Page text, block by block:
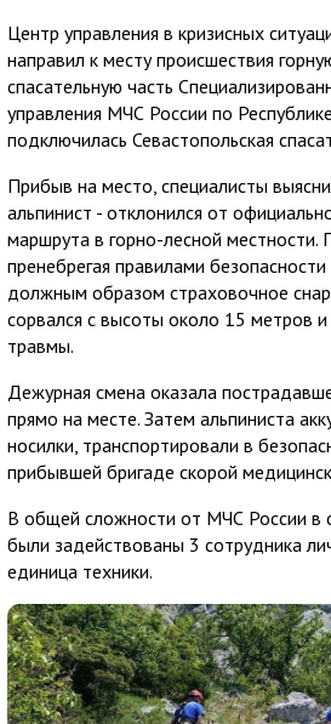
Центр управления в кризисных
направил к месту происшествия
спасательную часть
управления МЧС России по
подключилась Севастопольская
Прибыв на место, специалисты
альпинист - отклонился от
маршрута в горно-лесной местности.
пренебрегая правилами безопасности
должным образом страховочное
сорвался с высоты около 15 метров
травмы.
Дежурная смена оказала
прямо на месте. Затем альпиниста
носилки, транспортировали в
прибывшей бригаде скорой
В общей сложности от МЧС России в
были задействованы 3 сотрудника
единица техники.